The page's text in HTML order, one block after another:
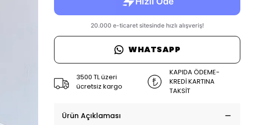
WHATSAPP
3500 TL üzeri
ücretsiz kargo
KAPIDA ÖDEME-
KREDİ KARTINA
TAKSİT
Ürün Açıklaması